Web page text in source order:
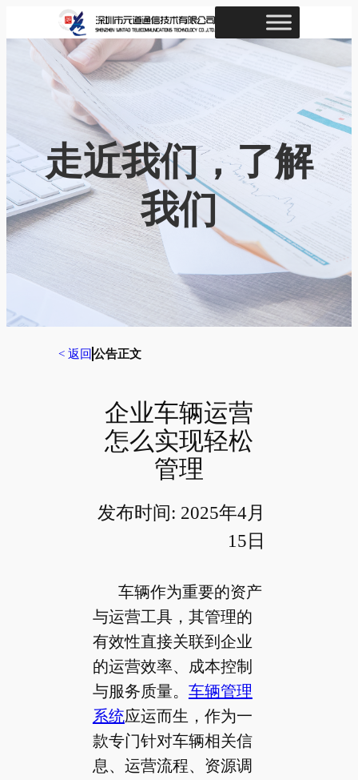
走近我们，了解
我们
< 返回 公告正文
企业车辆运营
怎么实现轻松
管理
发布时间: 2025年4月
15日
车辆作为重要的资产
与运营工具，其管理的
有效性直接关联到企业
的运营效率、成本控制
与服务质量。 车辆管理
系统应运而生，作为一
款专门针对车辆相关信
息、运营流程、资源调